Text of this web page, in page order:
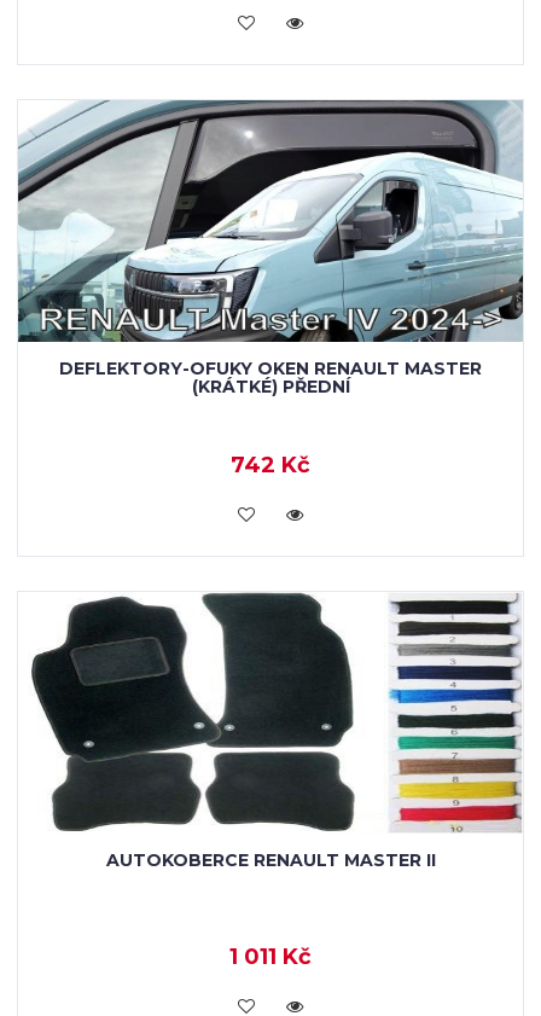
KOUPIT
DEFLEKTORY-OFUKY OKEN RENAULT MASTER
(KRÁTKÉ) PŘEDNÍ
742 Kč
KOUPIT
AUTOKOBERCE RENAULT MASTER II
1 011 Kč
KOUPIT